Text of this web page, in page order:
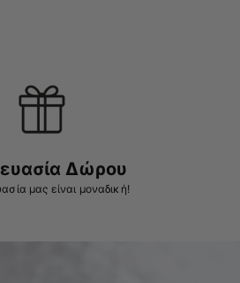
Δώρου
μας είναι μοναδική!